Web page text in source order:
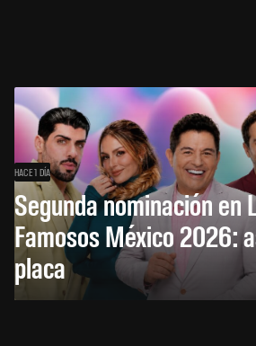
HACE 1 DÍA
Segunda nominación en
Famosos México 2026:
placa